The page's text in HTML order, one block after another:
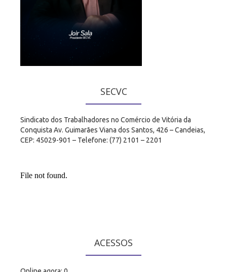
SECVC
Sindicato dos Trabalhadores no Comércio de Vitória da
Conquista Av. Guimarães Viana dos Santos, 426 – Candeias,
CEP: 45029-901 – Telefone: (77) 2101 – 2201
ACESSOS